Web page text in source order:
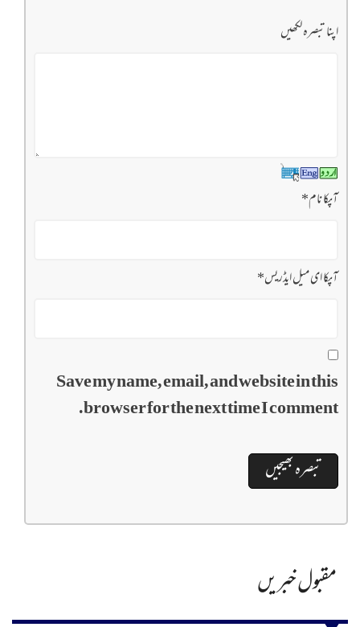
اپنا تبصرہ لکھیں
آپکا نام*
آپکا ای میل ایڈریس*
Save my name, email, and website in this
browser for the next time I comment.
مقبول خبریں